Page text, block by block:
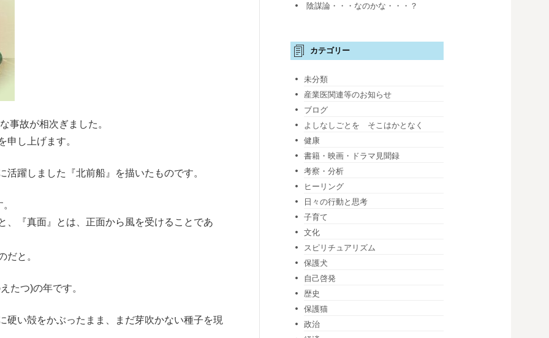
事故が相次ぎました。
申し上げます。
躍しました『北前船』を描いたものです。
、『真面』とは、正面から風を受けることであ
だと。
たつ)の年です。
硬い殻をかぶったまま、まだ芽吹かない種子を現
陰謀論・・・なのかな・・・？
カテゴリー
未分類
産業医関連等のお知らせ
ブログ
よしなしごとを そこはかとなく
健康
書籍・映画・ドラマ見聞録
考察・分析
ヒーリング
日々の行動と思考
子育て
文化
スピリチュアリズム
保護犬
自己啓発
歴史
保護猫
政治